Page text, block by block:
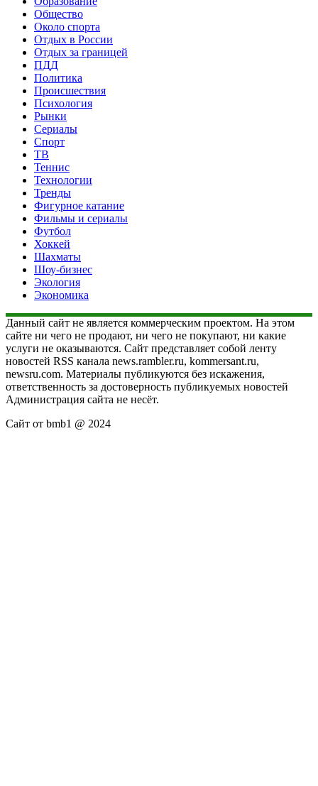
Общество
Около спорта
Отдых в России
Отдых за границей
ПДД
Политика
Происшествия
Психология
Рынки
Сериалы
Спорт
ТВ
Теннис
Технологии
Тренды
Фигурное катание
Фильмы и сериалы
Футбол
Хоккей
Шахматы
Шоу-бизнес
Экология
Экономика
Данный сайт не является коммерческим проектом. На этом
сайте ни чего не продают, ни чего не покупают, ни какие
услуги не оказываются. Сайт представляет собой ленту
новостей RSS канала news.rambler.ru, kommersant.ru,
newsru.com. Материалы публикуются без искажения,
ответственность за достоверность публикуемых новостей
Администрация сайта не несёт.
Сайт от bmb1 @ 2024